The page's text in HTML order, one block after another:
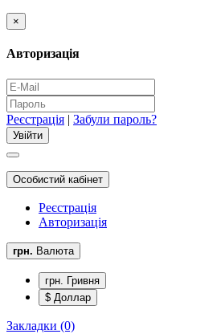
×
Авторизація
Реєстрація | Забули пароль?
Особистий кабінет
Реєстрація
Авторизація
грн. Валюта
грн. Гривня
$ Доллар
Закладки (0)